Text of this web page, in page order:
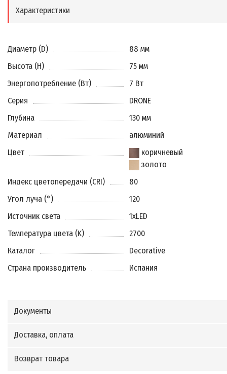
Характеристики
Диаметр (D)
88 мм
Высота (H)
75 мм
Энергопотребление (Вт)
7 Вт
Серия
DRONE
Глубина
130 мм
Материал
алюминий
Цвет
коричневый
золото
Индекс цветопередачи (CRI)
80
Угол луча (°)
120
Источник света
1xLED
Температура цвета (K)
2700
Каталог
Decorative
Страна производитель
Испания
Документы
Доставка, оплата
Возврат товара